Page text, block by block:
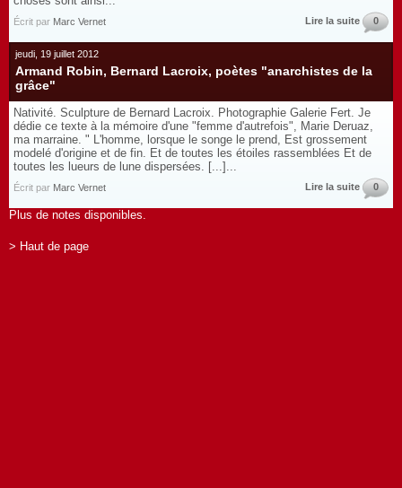
Écrit par Marc Vernet Lire la suite 0
jeudi, 19 juillet 2012
Armand Robin, Bernard Lacroix, poètes "anarchistes de la
grâce"
Nativité. Sculpture de Bernard Lacroix. Photographie Galerie Fert. Je
dédie ce texte à la mémoire d'une "femme d'autrefois", Marie Deruaz,
ma marraine. " L'homme, lorsque le songe le prend, Est grossement
modelé d'origine et de fin. Et de toutes les étoiles rassemblées Et de
toutes les lueurs de lune dispersées. [...]...
Écrit par Marc Vernet Lire la suite 0
Plus de notes disponibles.
> Haut de page